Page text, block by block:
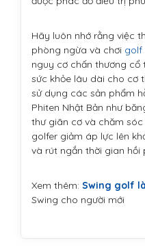
Hãy luôn nhớ rằng việc
phòng ngừa và chơi golf
nguy cơ chấn thương
sức khỏe lâu dài cho cơ
sử dụng các sản phẩm
Phiten Nhật Bản như
thư giãn cơ và chăm
golfer giảm áp lực lên
và rút ngắn thời gian hồi
Xem thêm: Swing golf
Swing cho người mới